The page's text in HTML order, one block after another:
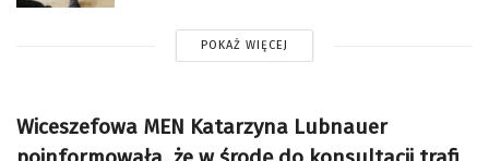
POKAŻ WIĘCEJ
Wiceszefowa MEN Katarzyna Lubnauer